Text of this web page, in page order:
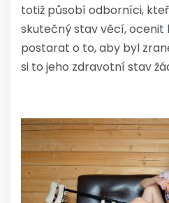
totiž působí odborníci,
skutečný stav věcí, ocenit
postarat o to, aby byl
si to jeho zdravotní stav